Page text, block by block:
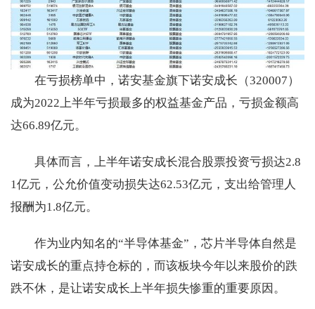
在亏损榜单中，诺安基金旗下诺安成长（320007）
成为2022上半年亏损最多的权益基金产品，亏损金额高
达66.89亿元。
具体而言，上半年诺安成长混合股票投资亏损达2.8
1亿元，公允价值变动损失达62.53亿元，支出给管理人
报酬为1.8亿元。
作为业内知名的“半导体基金”，芯片半导体自然是
诺安成长的重点持仓标的，而该板块今年以来股价的跌
跌不休，是让诺安成长上半年损失惨重的重要原因。